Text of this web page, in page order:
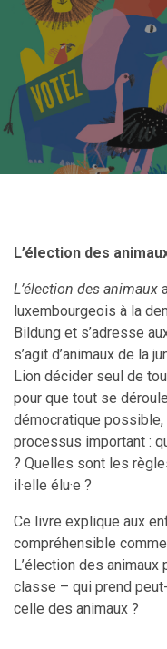
L’élection des
L’élection des animaux
luxembourgeois à la
Bildung et s’adresse
s’agit d’animaux de la
Lion décider seul de
pour que tout se
démocratique
processus important :
? Quelles sont les
il·elle élu·e ?
Ce livre explique aux
compréhensible
L’élection des
classe – qui prend
celle des animaux ?